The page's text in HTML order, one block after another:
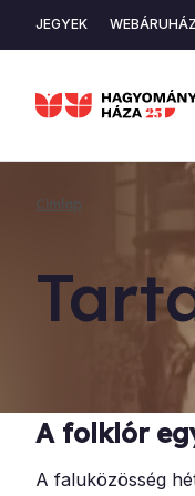
tartalomra
Másodlagos
JEGYEK WEBÁRUHÁZ
Címlap
A folklór
A faluközösség